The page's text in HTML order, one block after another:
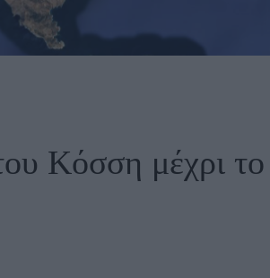
Κόσση μέχρι το